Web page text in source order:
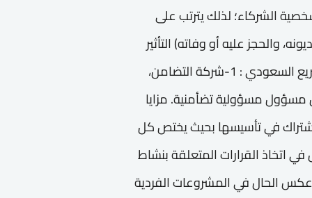
الشركاء؛ لذلك يترتب على
والحجز عليه أو وفاته) التأثير
على حياة الشركة. وتشمل شركات الأشخاص في التشريع السعودي : 1-شركة التضامن،
مسؤولية تضأمنية. مزايا
للاشتراك في تأسيسها بحيث يختص كل
من شخص في اتخاذ القرارات المتعلقة بنشاط
عكس الحال في المشروعات الفردية